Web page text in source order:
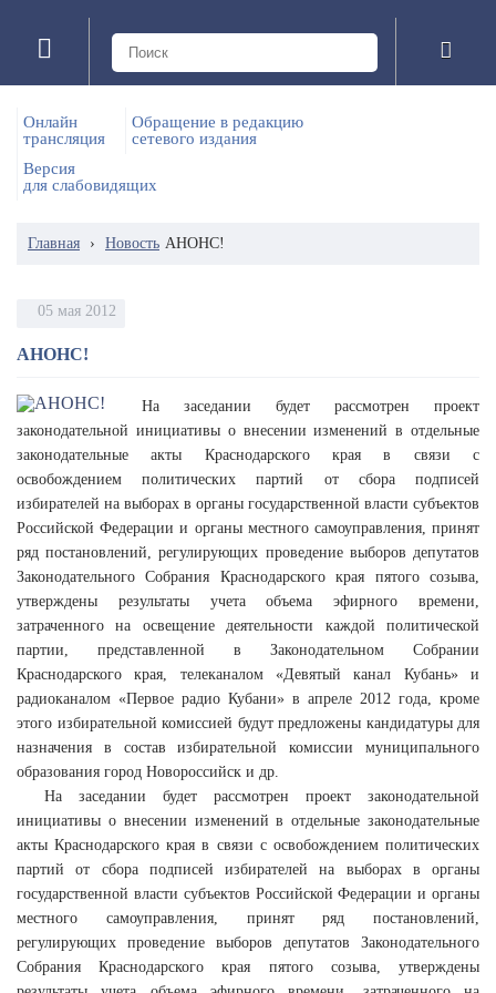
Онлайн
трансляция
Обращение в редакцию
сетевого издания
Версия
для слабовидящих
Главная › Новость АНОНС!
05 мая 2012
АНОНС!
На заседании будет рассмотрен проект
законодательной инициативы о внесении изменений в отдельные
законодательные акты Краснодарского края в связи с
освобождением политических партий от сбора подписей
избирателей на выборах в органы государственной власти субъектов
Российской Федерации и органы местного самоуправления, принят
ряд постановлений, регулирующих проведение выборов депутатов
Законодательного Собрания Краснодарского края пятого созыва,
утверждены результаты учета объема эфирного времени,
затраченного на освещение деятельности каждой политической
партии, представленной в Законодательном Собрании
Краснодарского края, телеканалом «Девятый канал Кубань» и
радиоканалом «Первое радио Кубани» в апреле 2012 года, кроме
этого избирательной комиссией будут предложены кандидатуры для
назначения в состав избирательной комиссии муниципального
образования город Новороссийск и др.
На заседании будет рассмотрен проект законодательной
инициативы о внесении изменений в отдельные законодательные
акты Краснодарского края в связи с освобождением политических
партий от сбора подписей избирателей на выборах в органы
государственной власти субъектов Российской Федерации и органы
местного самоуправления, принят ряд постановлений,
регулирующих проведение выборов депутатов Законодательного
Собрания Краснодарского края пятого созыва, утверждены